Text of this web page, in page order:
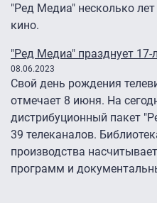
"Ред Медиа" несколько
кино.
"Ред Медиа" празднует 17-
08.06.2023
Свой день рождения
отмечает 8 июня. На
дистрибуционный пакет
39 телеканалов.
производства
программ и